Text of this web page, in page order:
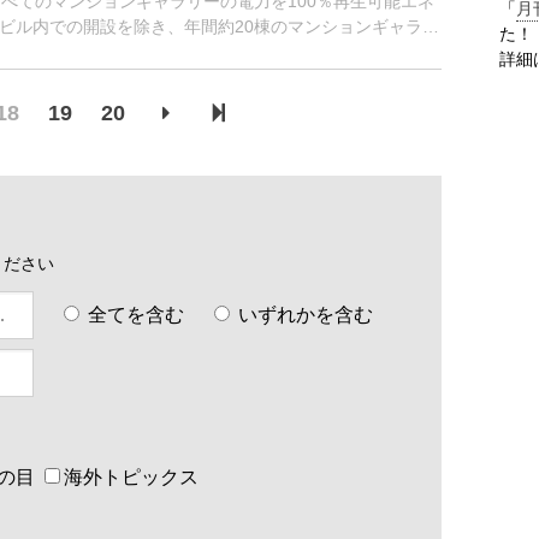
ル内での開設を除き、年間約20棟のマンションギャラリ
19 20
さい
全てを含む いずれかを含む
目 海外トピックス
「
た！
詳細